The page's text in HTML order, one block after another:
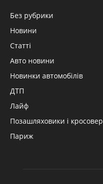
Без рубрики
Новини
Статті
Авто новини
Новинки автомобілів
ДТП
Лайф
Позашляховики і
Париж